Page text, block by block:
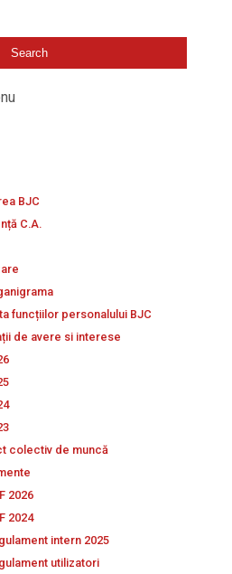
BJC
C.A.
funcțiilor personalului BJC
de avere si interese
colectiv de muncă
2026
2024
intern 2025
utilizatori